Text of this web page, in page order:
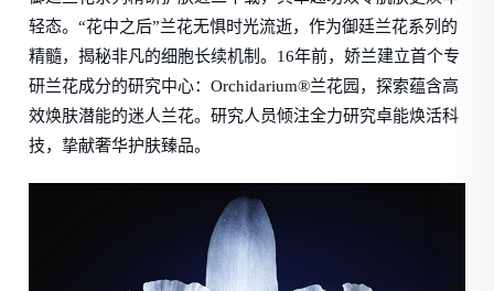
轻态。“花中之后”兰花无惧时光流逝，作为御廷兰花系列的
精髓，揭秘非凡的细胞长续机制。16年前，娇兰建立首个专
研兰花成分的研究中心：Orchidarium®兰花园，探索蕴含高
效焕肤潜能的迷人兰花。研究人员倾注全力研究卓能焕活科
技，挚献奢华护肤臻品。